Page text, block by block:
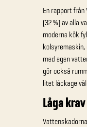
En rapport
(32 %) av alla
moderna kök
med egen
gör också
litet läckage
Låga